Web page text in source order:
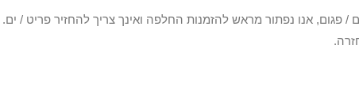
יום או שקיבלת פריט פגום / פגום, אנו נפתור מראש להזמנות החלפה ואינך צריך